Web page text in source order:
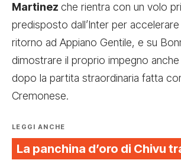
Martinez che rientra con un volo
predisposto dall’Inter per
ritorno ad Appiano Gentile, e su
dimostrare il proprio impegno
dopo la partita straordinaria fatta
Cremonese.
LEGGI ANCHE
La panchina d’oro di Chivu